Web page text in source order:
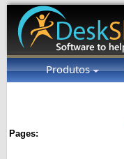
Produtos
Pages: